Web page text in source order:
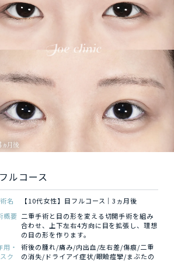
ルコース
名
【10代女性】目フルコース｜3ヵ月後
概要 二重手術と目の形を変える切開手術を組み
合わせ、上下左右4方向に目を拡張し、理想
の目の形を作ります。
用・
ク
術後の腫れ/痛み/内出血/左右差/傷痕/二重
の消失/ドライアイ症状/眼瞼痙攣/まぶたの